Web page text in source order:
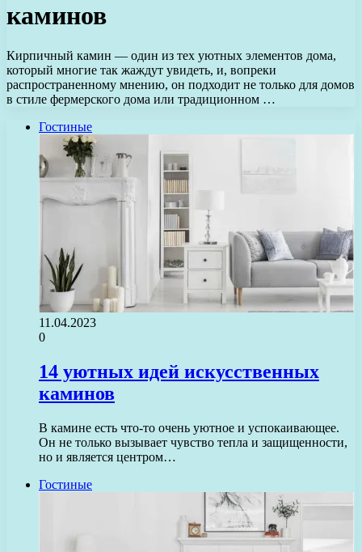
каминов
Кирпичный камин — один из тех уютных элементов дома,
который многие так жаждут увидеть, и, вопреки
распространенному мнению, он подходит не только для домов
в стиле фермерского дома или традиционном …
Гостиные
11.04.2023
0
14 уютных идей искусственных
каминов
В камине есть что-то очень уютное и успокаивающее.
Он не только вызывает чувство тепла и защищенности,
но и является центром…
Гостиные